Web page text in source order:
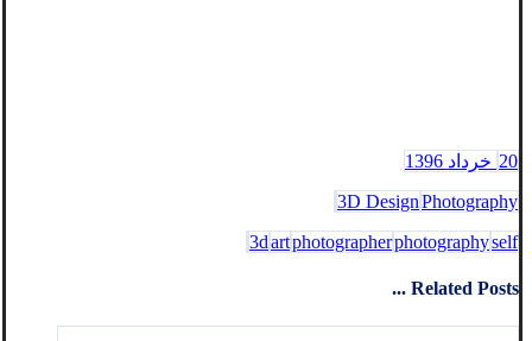
20 خرداد 1396
3D DesignPhotography
3dartphotographerphotographyself
Related Posts ...